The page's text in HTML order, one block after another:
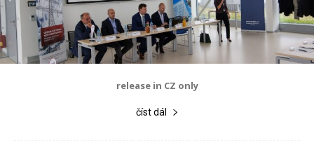
release in CZ only
číst dál